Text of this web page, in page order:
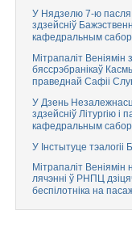
У Нядзелю 7-ю пасля
здзейсніў
кафедральным
Мітрапаліт Веніямін
бяссрэбранікаў
праведнай Сафіі
У Дзень
здзейсніў Літургію
кафедральным
У Інстытуце
Мітрапаліт
лячэнні ў РНПЦ
беспілотніка на